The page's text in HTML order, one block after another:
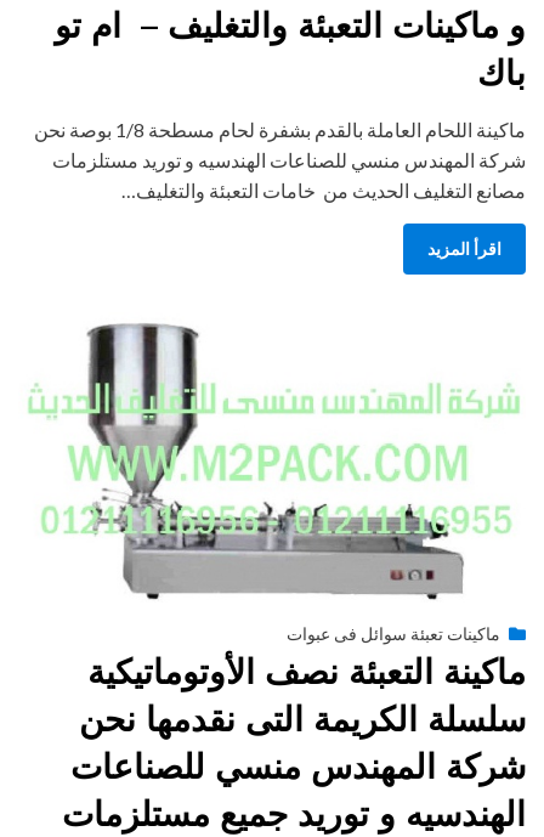
و ماكينات التعبئة والتغليف – ام تو
باك
ماكينة اللحام العاملة بالقدم بشفرة لحام مسطحة 1/8 بوصة نحن
شركة المهندس منسي للصناعات الهندسيه و توريد مستلزمات
مصانع التغليف الحديث من خامات التعبئة والتغليف…
اقرأ المزيد
byengmansyPosted
يونيو 29, 2015
ماكينات تعبئة سوائل فى عبوات
ماكينة التعبئة نصف الأوتوماتيكية
سلسلة الكريمة التى نقدمها نحن
شركة المهندس منسي للصناعات
الهندسيه و توريد جميع مستلزمات